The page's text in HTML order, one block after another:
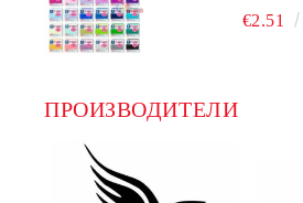
€2.51
ПРОИЗВОДИТЕЛИ